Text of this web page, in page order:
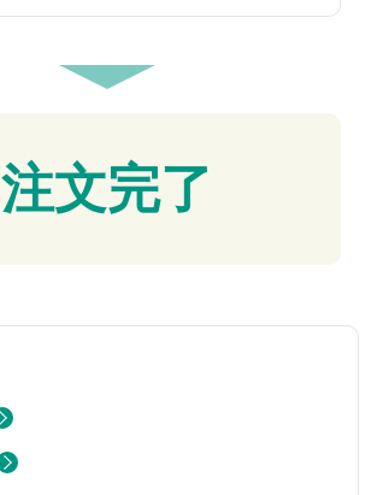
注文完了